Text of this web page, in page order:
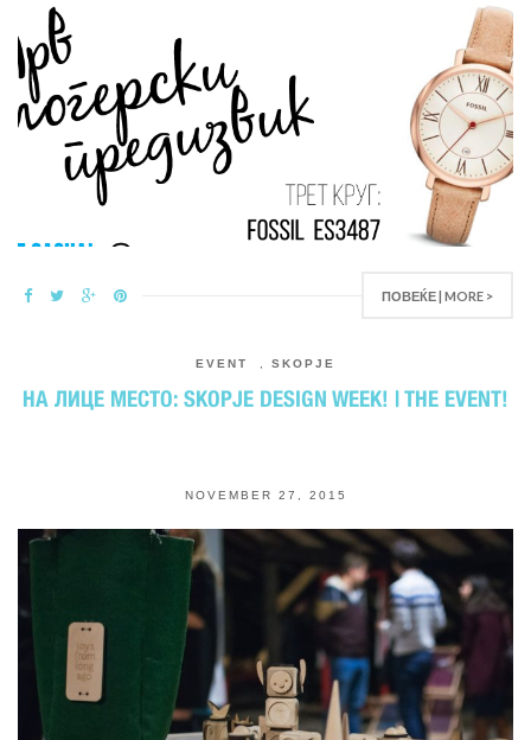
ПОВЕЌЕ | MORE >
EVENT SKOPJE
НА ЛИЦЕ МЕСТО: SKOPJE DESIGN WEEK! | THE EVENT!
NOVEMBER 27, 2015